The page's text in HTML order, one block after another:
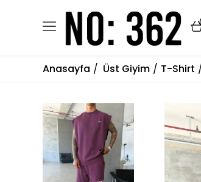
Anasayfa Üst Giyim T-Shirt